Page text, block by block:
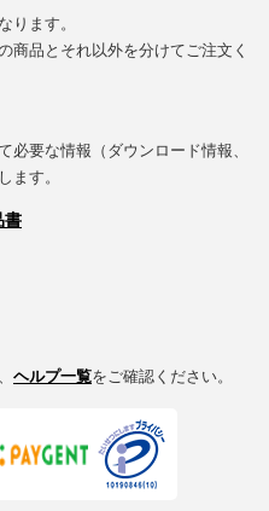
ります。
商品とそれ以外を分けてご注文く
必要な情報（ダウンロード情報、
ます。
書
ヘルプ一覧をご確認ください。